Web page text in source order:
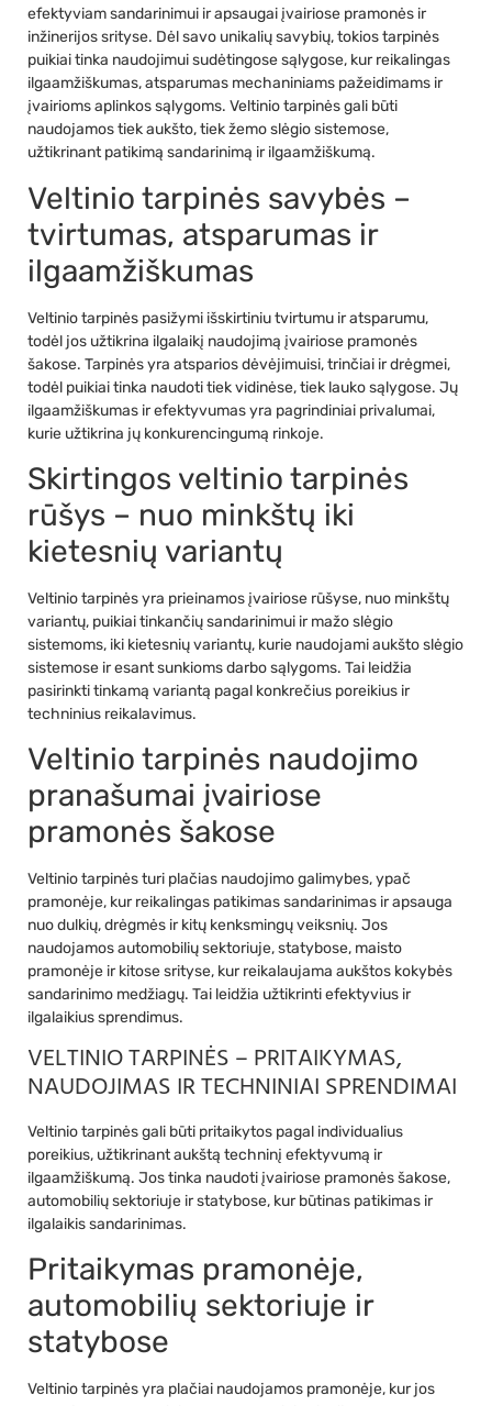
efektyviam sandarinimui ir apsaugai įvairiose pramonės ir
inžinerijos srityse. Dėl savo unikalių savybių, tokios tarpinės
puikiai tinka naudojimui sudėtingose sąlygose, kur reikalingas
ilgaamžiškumas, atsparumas mechaniniams pažeidimams ir
įvairioms aplinkos sąlygoms. Veltinio tarpinės gali būti
naudojamos tiek aukšto, tiek žemo slėgio sistemose,
užtikrinant patikimą sandarinimą ir ilgaamžiškumą.
Veltinio tarpinės savybės –
tvirtumas, atsparumas ir
ilgaamžiškumas
Veltinio tarpinės pasižymi išskirtiniu tvirtumu ir atsparumu,
todėl jos užtikrina ilgalaikį naudojimą įvairiose pramonės
šakose. Tarpinės yra atsparios dėvėjimuisi, trinčiai ir drėgmei,
todėl puikiai tinka naudoti tiek vidinėse, tiek lauko sąlygose. Jų
ilgaamžiškumas ir efektyvumas yra pagrindiniai privalumai,
kurie užtikrina jų konkurencingumą rinkoje.
Skirtingos veltinio tarpinės
rūšys – nuo minkštų iki
kietesnių variantų
Veltinio tarpinės yra prieinamos įvairiose rūšyse, nuo minkštų
variantų, puikiai tinkančių sandarinimui ir mažo slėgio
sistemoms, iki kietesnių variantų, kurie naudojami aukšto slėgio
sistemose ir esant sunkioms darbo sąlygoms. Tai leidžia
pasirinkti tinkamą variantą pagal konkrečius poreikius ir
techninius reikalavimus.
Veltinio tarpinės naudojimo
pranašumai įvairiose
pramonės šakose
Veltinio tarpinės turi plačias naudojimo galimybes, ypač
pramonėje, kur reikalingas patikimas sandarinimas ir apsauga
nuo dulkių, drėgmės ir kitų kenksmingų veiksnių. Jos
naudojamos automobilių sektoriuje, statybose, maisto
pramonėje ir kitose srityse, kur reikalaujama aukštos kokybės
sandarinimo medžiagų. Tai leidžia užtikrinti efektyvius ir
ilgalaikius sprendimus.
VELTINIO TARPINĖS – PRITAIKYMAS,
NAUDOJIMAS IR TECHNINIAI SPRENDIMAI
Veltinio tarpinės gali būti pritaikytos pagal individualius
poreikius, užtikrinant aukštą techninį efektyvumą ir
ilgaamžiškumą. Jos tinka naudoti įvairiose pramonės šakose,
automobilių sektoriuje ir statybose, kur būtinas patikimas ir
ilgalaikis sandarinimas.
Pritaikymas pramonėje,
automobilių sektoriuje ir
statybose
Veltinio tarpinės yra plačiai naudojamos pramonėje, kur jos